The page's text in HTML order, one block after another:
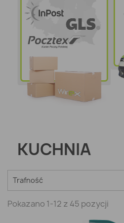
KUCHNIA
Trafność
Pokazano 1-12 z 45 pozycji